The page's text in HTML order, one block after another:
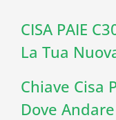
CISA PAIE
La Tua
Chiave Cisa
Dove